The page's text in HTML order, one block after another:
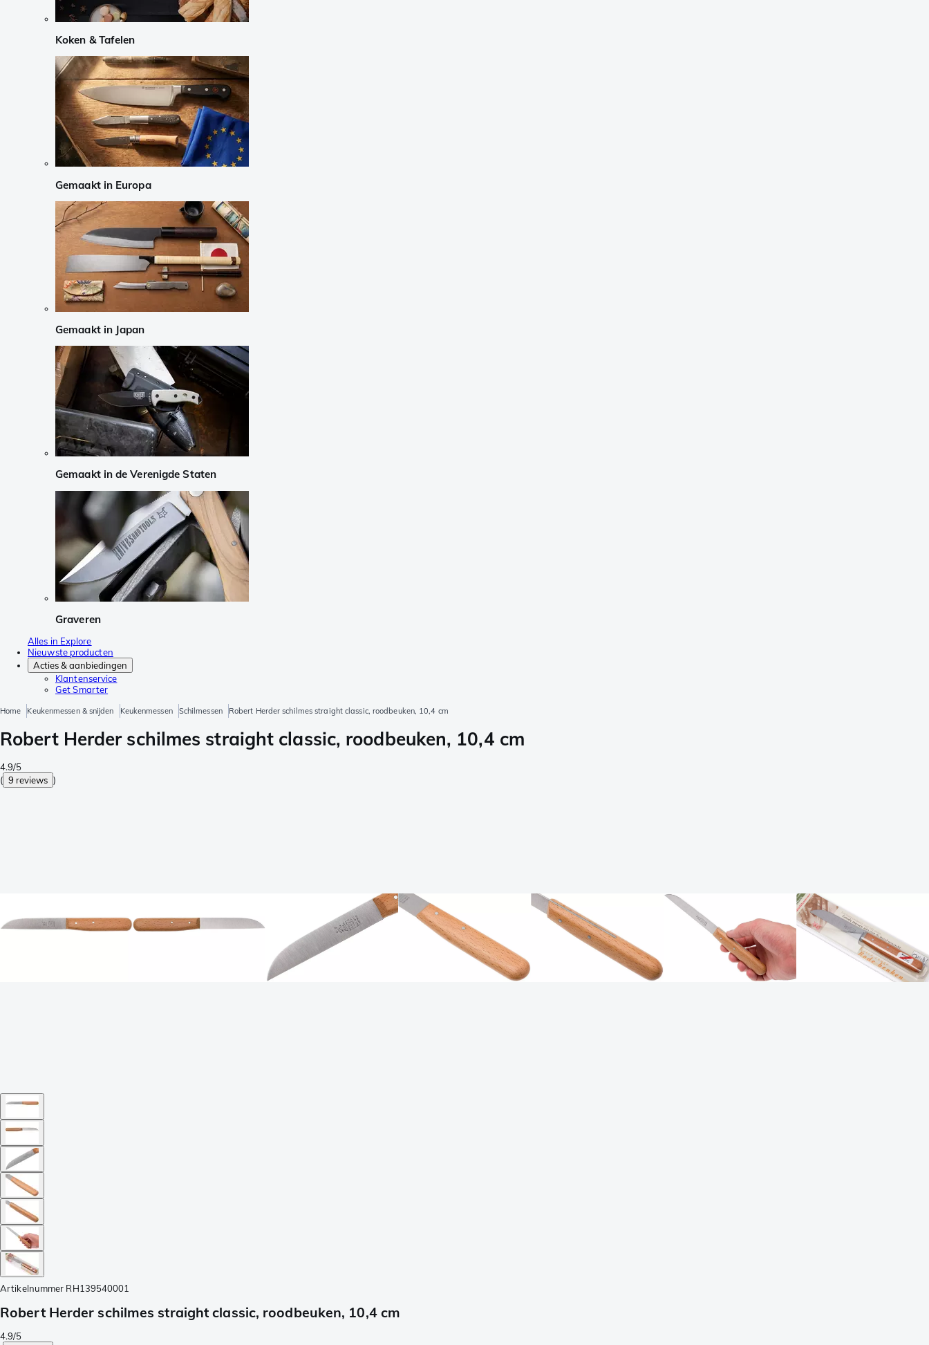
Koken & Tafelen
Gemaakt in Europa
Gemaakt in Japan
Gemaakt in de Verenigde Staten
Graveren
Alles in Explore
Nieuwste producten
Acties & aanbiedingen
Klantenservice
Get Smarter
Home Keukenmessen & snijden Keukenmessen Schilmessen Robert Herder schilmes straight classic, roodbeuken, 10,4 cm
Robert Herder schilmes straight classic, roodbeuken, 10,4 cm
4.9/5
( 9 reviews )
Artikelnummer RH139540001
Robert Herder schilmes straight classic, roodbeuken, 10,4 cm
4.9/5